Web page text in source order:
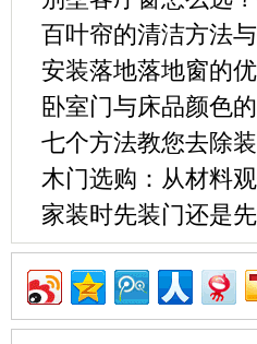
百叶帘的清洁方法
安装落地落地窗的
卧室门与床品颜色
七个方法教您去除
木门选购：从材料
家装时先装门还是